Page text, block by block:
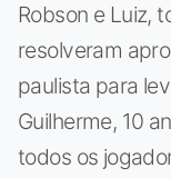
Robson e Luiz,
resolveram
paulista para
Guilherme, 10
todos os